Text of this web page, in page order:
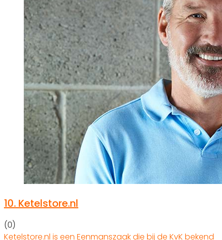
10. Ketelstore.nl
(0)
Ketelstore.nl is een Eenmanszaak die bij de KvK bekend